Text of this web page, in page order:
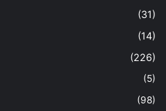
(31)
(14)
(226)
(5)
(98)